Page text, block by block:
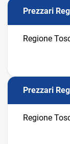
Prezzari
Regione
Prezzari
Regione